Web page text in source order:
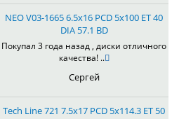
NEO V03-1665 6.5x16 PCD 5x100 ET 40
DIA 57.1 BD
Покупал 3 года назад , диски отличного
качества! ..
Сергей
Tech Line 721 7.5x17 PCD 5x114.3 ET 50